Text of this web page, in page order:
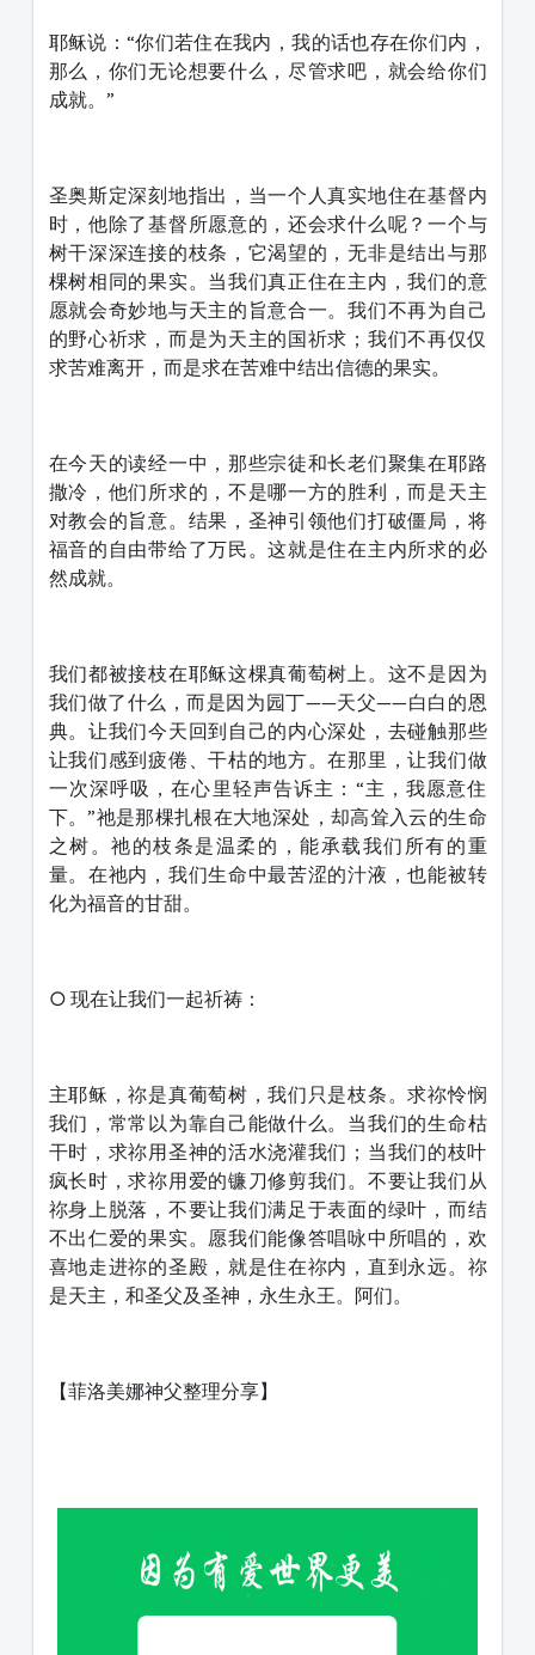
耶稣说：“你们若住在我内，我的话也存在你们内，
那么，你们无论想要什么，尽管求吧，就会给你们
成就。”
圣奥斯定深刻地指出，当一个人真实地住在基督内
时，他除了基督所愿意的，还会求什么呢？一个与
树干深深连接的枝条，它渴望的，无非是结出与那
棵树相同的果实。当我们真正住在主内，我们的意
愿就会奇妙地与天主的旨意合一。我们不再为自己
的野心祈求，而是为天主的国祈求；我们不再仅仅
求苦难离开，而是求在苦难中结出信德的果实。
在今天的读经一中，那些宗徒和长老们聚集在耶路
撒冷，他们所求的，不是哪一方的胜利，而是天主
对教会的旨意。结果，圣神引领他们打破僵局，将
福音的自由带给了万民。这就是住在主内所求的必
然成就。
我们都被接枝在耶稣这棵真葡萄树上。这不是因为
我们做了什么，而是因为园丁——天父——白白的恩
典。让我们今天回到自己的内心深处，去碰触那些
让我们感到疲倦、干枯的地方。在那里，让我们做
一次深呼吸，在心里轻声告诉主：“主，我愿意住
下。”祂是那棵扎根在大地深处，却高耸入云的生命
之树。祂的枝条是温柔的，能承载我们所有的重
量。在祂内，我们生命中最苦涩的汁液，也能被转
化为福音的甘甜。
○ 现在让我们一起祈祷：
主耶稣，祢是真葡萄树，我们只是枝条。求祢怜悯
我们，常常以为靠自己能做什么。当我们的生命枯
干时，求祢用圣神的活水浇灌我们；当我们的枝叶
疯长时，求祢用爱的镰刀修剪我们。不要让我们从
祢身上脱落，不要让我们满足于表面的绿叶，而结
不出仁爱的果实。愿我们能像答唱咏中所唱的，欢
喜地走进祢的圣殿，就是住在祢内，直到永远。祢
是天主，和圣父及圣神，永生永王。阿们。
【菲洛美娜神父整理分享】